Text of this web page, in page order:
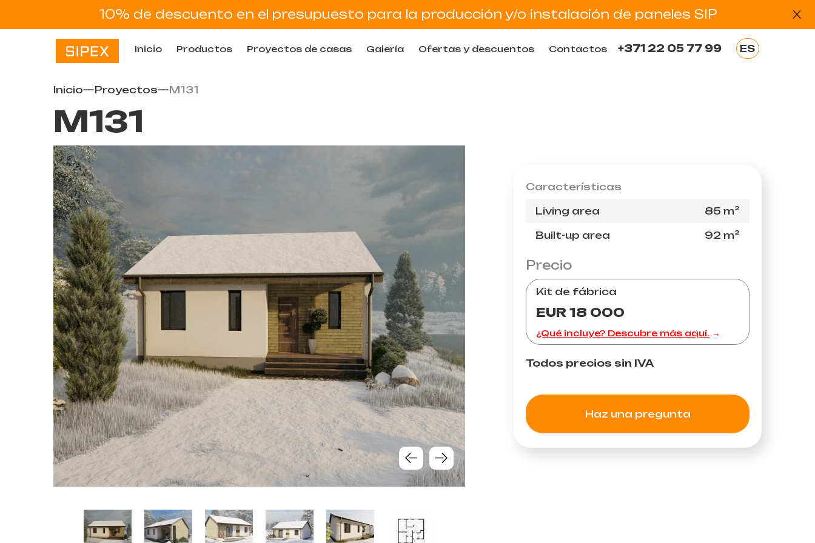
10% de descuento en el presupuesto para la producción y/o instalación de paneles SIP
Inicio Productos Proyectos de casas Galería Ofertas y descuentos Contactos +371 22 05 77 99
ES
Inicio—Proyectos—M131
M131
Características
Living area
85 m²
Built-up area
92 m²
Precio
Kit de fábrica
EUR 18 000
¿Qué incluye? Descubre más aquí.
Todos precios sin IVA
Haz una pregunta